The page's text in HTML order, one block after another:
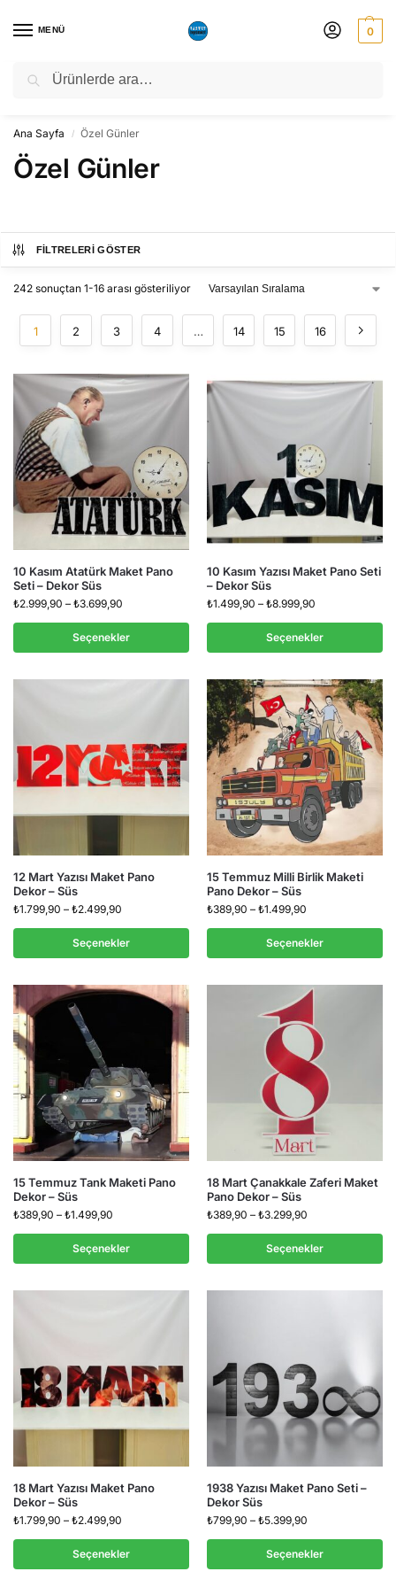
MENÜ 0
NATO ZİRVESİ NEDENİYLE 06-10 TEMMUZ TARİHLERİ ARASINDA
Ana Sayfa / Özel Günler
Özel Günler
FILTRELERI GÖSTER
242 sonuçtan 1-16 arası gösteriliyor
1 2 3 4 … 14 15 16
10 Kasım Atatürk Maket Pano
Seti – Dekor Süs
₺2.999,90 – ₺3.699,90
Seçenekler
10 Kasım Yazısı Maket Pano Seti
– Dekor Süs
₺1.499,90 – ₺8.999,90
Seçenekler
12 Mart Yazısı Maket Pano
Dekor – Süs
₺1.799,90 – ₺2.499,90
Seçenekler
15 Temmuz Milli Birlik Maketi
Pano Dekor – Süs
₺389,90 – ₺1.499,90
Seçenekler
15 Temmuz Tank Maketi Pano
Dekor – Süs
₺389,90 – ₺1.499,90
Seçenekler
18 Mart Çanakkale Zaferi Maket
Pano Dekor – Süs
₺389,90 – ₺3.299,90
Seçenekler
18 Mart Yazısı Maket Pano
Dekor – Süs
₺1.799,90 – ₺2.499,90
Seçenekler
1938 Yazısı Maket Pano Seti –
Dekor Süs
₺799,90 – ₺5.399,90
Seçenekler